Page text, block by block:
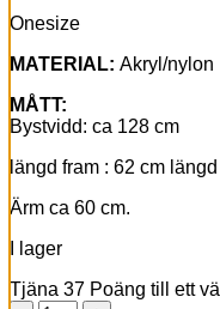
499,00kr.
Onesize
MATERIAL: Akryl/nylon
MÅTT:
Bystvidd: ca 128 cm
längd fram : 62 cm
Ärm ca 60 cm.
I lager
Tjäna 37 Poäng till ett